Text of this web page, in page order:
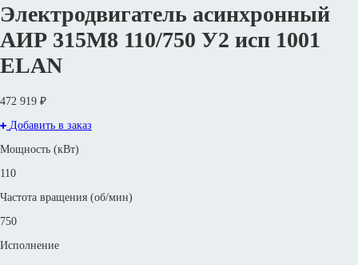
Электродвигатель асинхронный
АИР 315М8 110/750 У2 исп 1001
ELAN
472 919 ₽
Добавить в заказ
Мощность (кВт)
110
Частота вращения (об/мин)
750
Исполнение